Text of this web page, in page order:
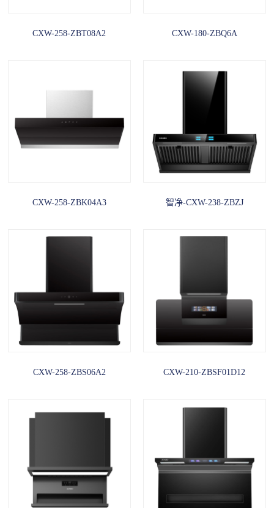
CXW-258-ZBT08A2 CXW-180-ZBQ6A
CXW-258-ZBK04A3 智净-CXW-238-ZBZJ
CXW-258-ZBS06A2 CXW-210-ZBSF01D12